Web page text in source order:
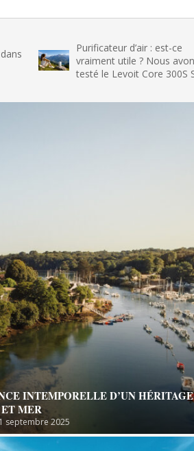
Purificateur d’air : est-ce
vraiment utile ? Nous avons
testé le Levoit Core 300S Smart
INTEMPORELLE D’UN HÉRITAGE
MER
septembre 2025